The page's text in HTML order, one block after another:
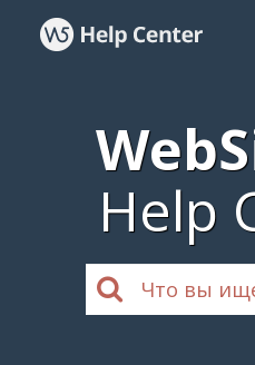
Help